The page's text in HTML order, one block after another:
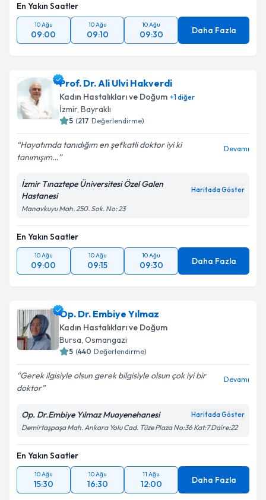
En Yakın Saatler
10 Ağu
09:00
10 Ağu
09:10
10 Ağu
09:30 Daha Fazla
Prof. Dr. Ali Ulvi Hakverdi
Kadın Hastalıkları ve Doğum +1diğer
İzmir, Bayraklı
5 (217 Değerlendirme)
Hayatımda tanıdığım en şefkatli doktor iyi ki
tanımışım…
Devamı
İzmir Tınaztepe Üniversitesi Özel Galen
Hastanesi
Haritada Göster
Manavkuyu Mah. 250. Sok. No: 23
En Yakın Saatler
10 Ağu
09:00
10 Ağu
09:15
10 Ağu
09:30 Daha Fazla
Op. Dr. Embiye Yılmaz
Kadın Hastalıkları ve Doğum
Bursa, Osmangazi
5 (440 Değerlendirme)
Gerek ilgisiyle olsun gerek bilgisiyle olsun çok iyi bir
doktor
Devamı
Op. Dr.Embiye Yılmaz Muayenehanesi Haritada Göster
Demirtaşpaşa Mah. Ankara Yolu Cad. Tüze Plaza No:36 Kat:7 Daire:22
En Yakın Saatler
10 Ağu
15:30
10 Ağu
16:30
11 Ağu
12:00 Daha Fazla